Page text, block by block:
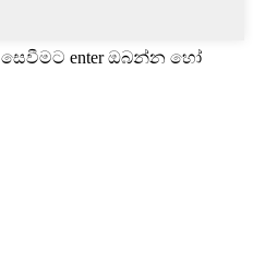
සෙවීමට enter ඔබන්න හෝ